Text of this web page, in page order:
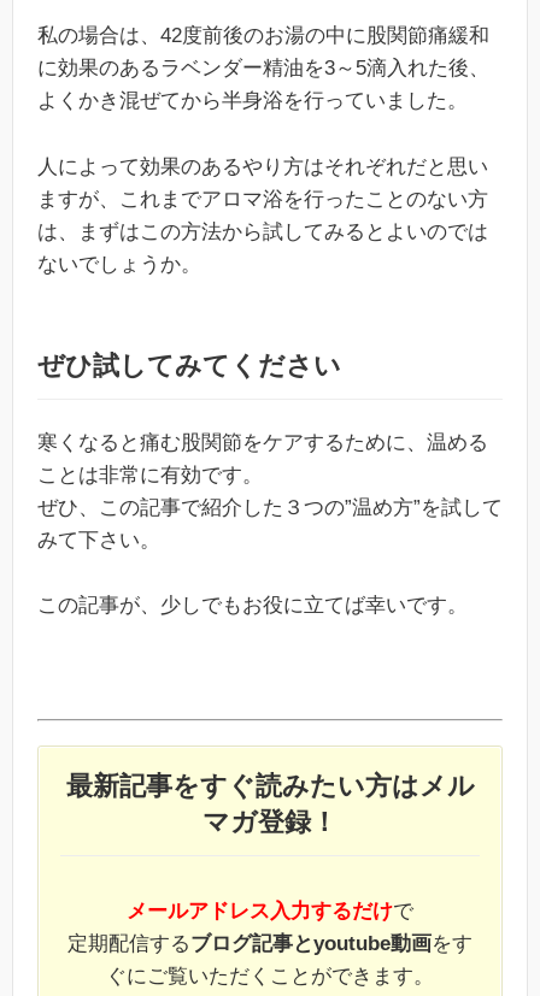
私の場合は、42度前後のお湯の中に股関節痛緩和
に効果のあるラベンダー精油を3～5滴入れた後、
よくかき混ぜてから半身浴を行っていました。
人によって効果のあるやり方はそれぞれだと思い
ますが、これまでアロマ浴を行ったことのない方
は、まずはこの方法から試してみるとよいのでは
ないでしょうか。
ぜひ試してみてください
寒くなると痛む股関節をケアするために、温める
ことは非常に有効です。
ぜひ、この記事で紹介した３つの”温め方”を試して
みて下さい。
この記事が、少しでもお役に立てば幸いです。
最新記事をすぐ読みたい方はメル
マガ登録！
メールアドレス入力するだけで
定期配信するブログ記事とyoutube動画をす
ぐにご覧いただくことができます。